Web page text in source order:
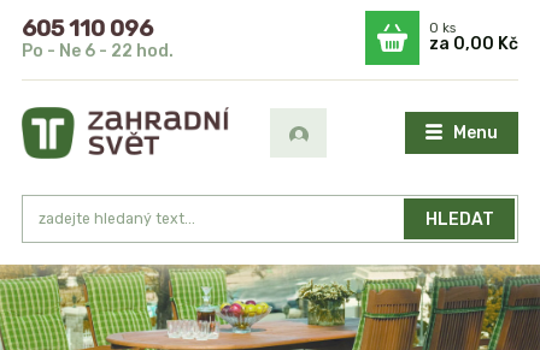
Menu
HLEDAT
605 110 096
Po - Ne 6 - 22 hod.
0ks
za 0,00 Kč